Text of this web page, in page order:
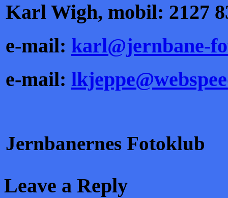
Karl Wigh, mobil: 2127
e-mail: karl@jernbane-
e-mail:
Jernbanernes Fotoklub
Leave a Reply